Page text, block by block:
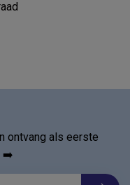
ontvang als eerste
➡️